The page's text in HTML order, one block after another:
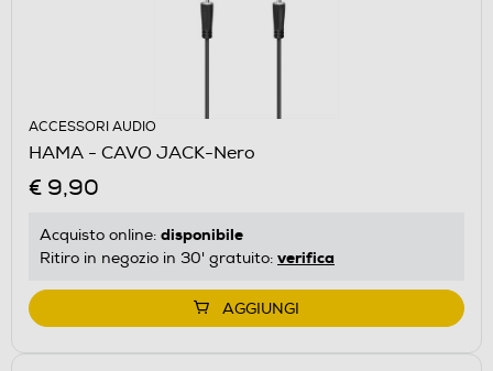
ACCESSORI AUDIO
HAMA - CAVO JACK-Nero
€ 9,90
Acquisto online: disponibile
Ritiro in negozio in 30' gratuito: verifica
AGGIUNGI